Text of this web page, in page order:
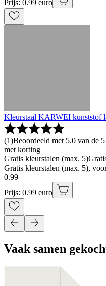
Prijs: 0.99 euro
Kleurstaal KARWEI kunststof
(1)Beoordeeld met 5.0 van de
met korting
Gratis kleurstalen (max. 5)
Gratis kleurstalen (max. 5),
0.99
Prijs: 0.99 euro
Vaak samen